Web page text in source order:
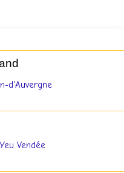
d'Auvergne
Vendée